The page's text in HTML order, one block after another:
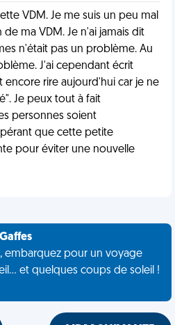
VDM. Je me suis un peu mal
ma VDM. Je n'ai jamais dit
n'était pas un problème. Au
J'ai cependant écrit
encore rire aujourd'hui car je ne
Je peux tout à fait
personnes soient
que cette petite
pour éviter une nouvelle
embarquez pour un voyage
et quelques coups de soleil !